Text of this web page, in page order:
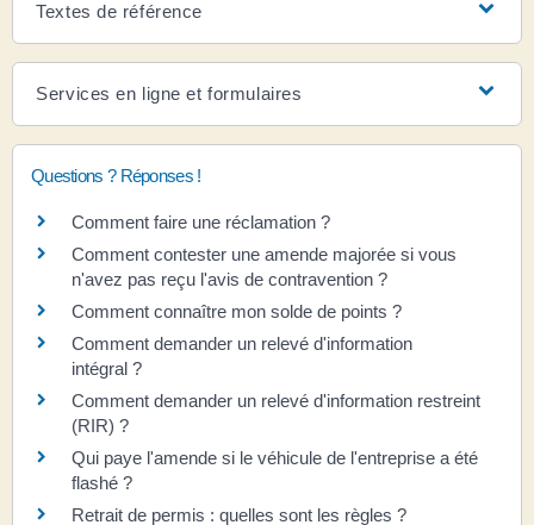
Textes de référence
Services en ligne et formulaires
Questions ? Réponses !
Comment faire une réclamation ?
Comment contester une amende majorée si vous
n'avez pas reçu l'avis de contravention ?
Comment connaître mon solde de points ?
Comment demander un relevé d'information
intégral ?
Comment demander un relevé d'information restreint
(RIR) ?
Qui paye l'amende si le véhicule de l'entreprise a été
flashé ?
Retrait de permis : quelles sont les règles ?